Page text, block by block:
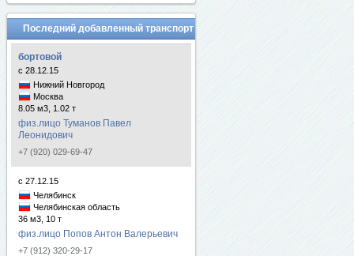
Последний добавленный транспорт
бортовой
с 28.12.15
Нижний Новгород
Москва
8.05 м3, 1.02 т
физ.лицо Туманов Павел
Леонидович
+7 (920) 029-69-47
с 27.12.15
Челябинск
Челябинская область
36 м3, 10 т
физ.лицо Попов Антон Валерьевич
+7 (912) 320-29-17